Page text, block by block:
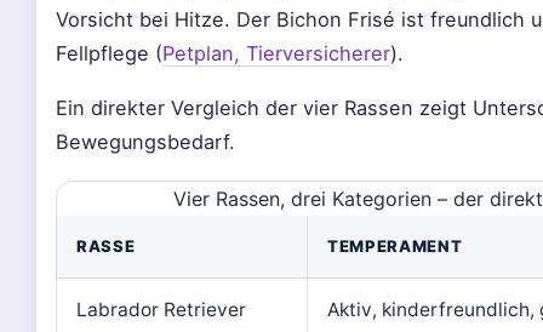
Vorsicht bei Hitze. Der Bichon Frisé ist freundlich
Fellpflege (Petplan, Tierversicherer).
Ein direkter Vergleich der vier Rassen zeigt
Bewegungsbedarf.
Vier Rassen, drei Kategorien – der
RASSE TEMPERAMENT
Labrador Retriever Aktiv, kinderfreundlich,